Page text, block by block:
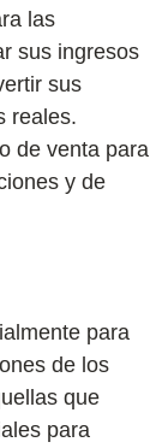
las
sus ingresos
sus
reales.
de venta para
y de
para
de los
que
para